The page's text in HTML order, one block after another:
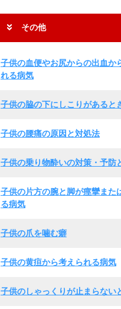
その他
子供の血便やお尻からの出血か
れる病気
子供の脇の下にしこりがあると
子供の腰痛の原因と対処法
子供の乗り物酔いの対策・予防
子供の片方の腕と脚が痙攣また
る病気
子供の爪を噛む癖
子供の黄疸から考えられる病気
子供のしゃっくりが止まらない